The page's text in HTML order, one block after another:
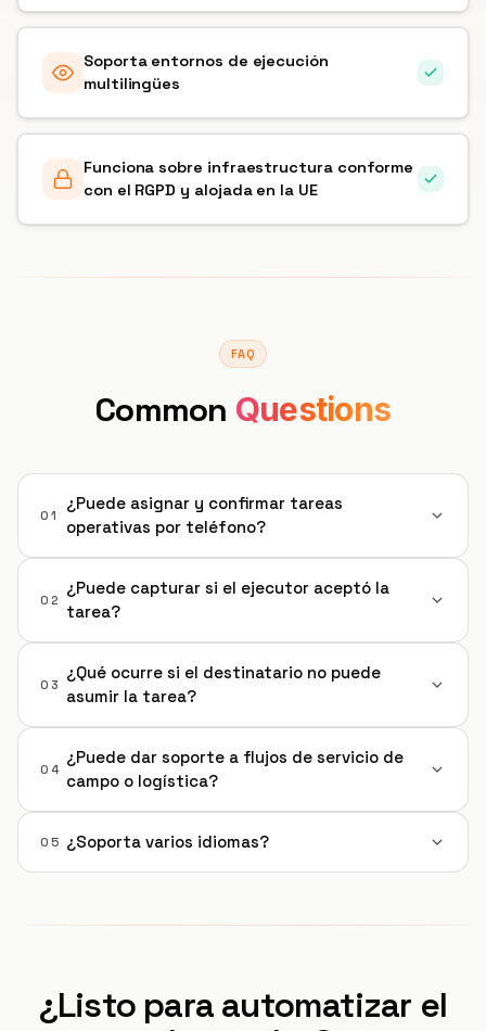
Soporta entornos de ejecución
multilingües
Funciona sobre infraestructura conforme
con el RGPD y alojada en la UE
FAQ
Common Questions
01
¿Puede asignar y confirmar tareas
operativas por teléfono?
02
¿Puede capturar si el ejecutor aceptó la
tarea?
03
¿Qué ocurre si el destinatario no puede
asumir la tarea?
04
¿Puede dar soporte a flujos de servicio de
campo o logística?
05 ¿Soporta varios idiomas?
¿Listo para automatizar el